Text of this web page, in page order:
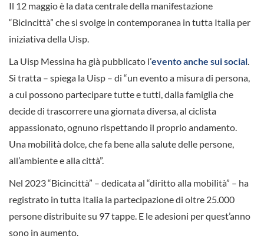
Il 12 maggio è la data centrale della manifestazione
“Bicincittà” che si svolge in contemporanea in tutta Italia per
iniziativa della Uisp.
La Uisp Messina ha già pubblicato l’evento anche sui social
Si tratta – spiega la Uisp – di “un evento a misura di persona,
a cui possono partecipare tutte e tutti, dalla famiglia che
decide di trascorrere una giornata diversa, al ciclista
appassionato, ognuno rispettando il proprio andamento.
Una mobilità dolce, che fa bene alla salute delle persone,
all’ambiente e alla città”.
Nel 2023 “Bicincittà” – dedicata al “diritto alla mobilità” – ha
registrato in tutta Italia la partecipazione di oltre 25.000
persone distribuite su 97 tappe. E le adesioni per quest’anno
sono in aumento.